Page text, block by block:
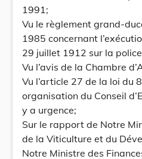
1991;
Vu le règlement grand-
1985 concernant
29 juillet 1912 sur la
Vu l’avis de la Chambre
Vu l’article 27 de la loi du
organisation du Conseil
y a urgence;
Sur le rapport de Notre
de la Viticulture et du
Notre Ministre des